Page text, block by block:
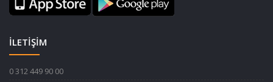
İLETİŞİM
0 312 449 90 00